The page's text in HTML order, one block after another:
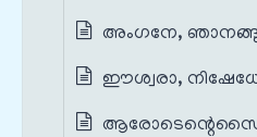
അംഗനേ,
ഈശ്വരാ,